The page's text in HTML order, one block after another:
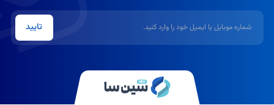
شماره موبایل یا ایمیل
تایید